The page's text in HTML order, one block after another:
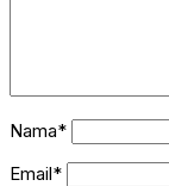
Nama*
Email*